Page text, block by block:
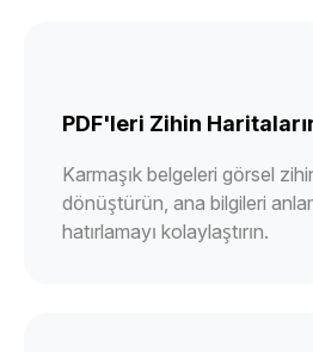
PDF'leri Zihin
Karmaşık belgeleri görsel
dönüştürün, ana bilgileri
hatırlamayı kolaylaştırın.